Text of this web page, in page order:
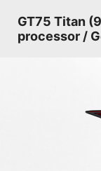
GT75 Titan
processor /